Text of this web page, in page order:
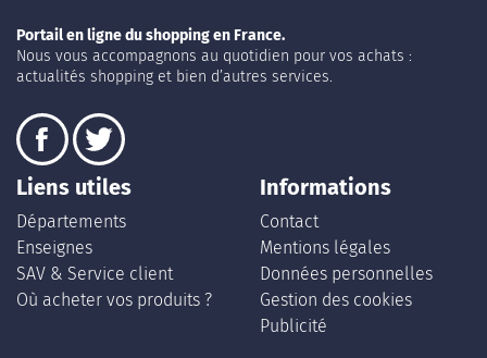
Portail en ligne du shopping en France.
Nous vous accompagnons au quotidien pour vos achats :
actualités shopping et bien d’autres services.
Liens utiles
Départements
Enseignes
SAV & Service client
Où acheter vos produits ?
Informations
Contact
Mentions légales
Données personnelles
Gestion des cookies
Publicité